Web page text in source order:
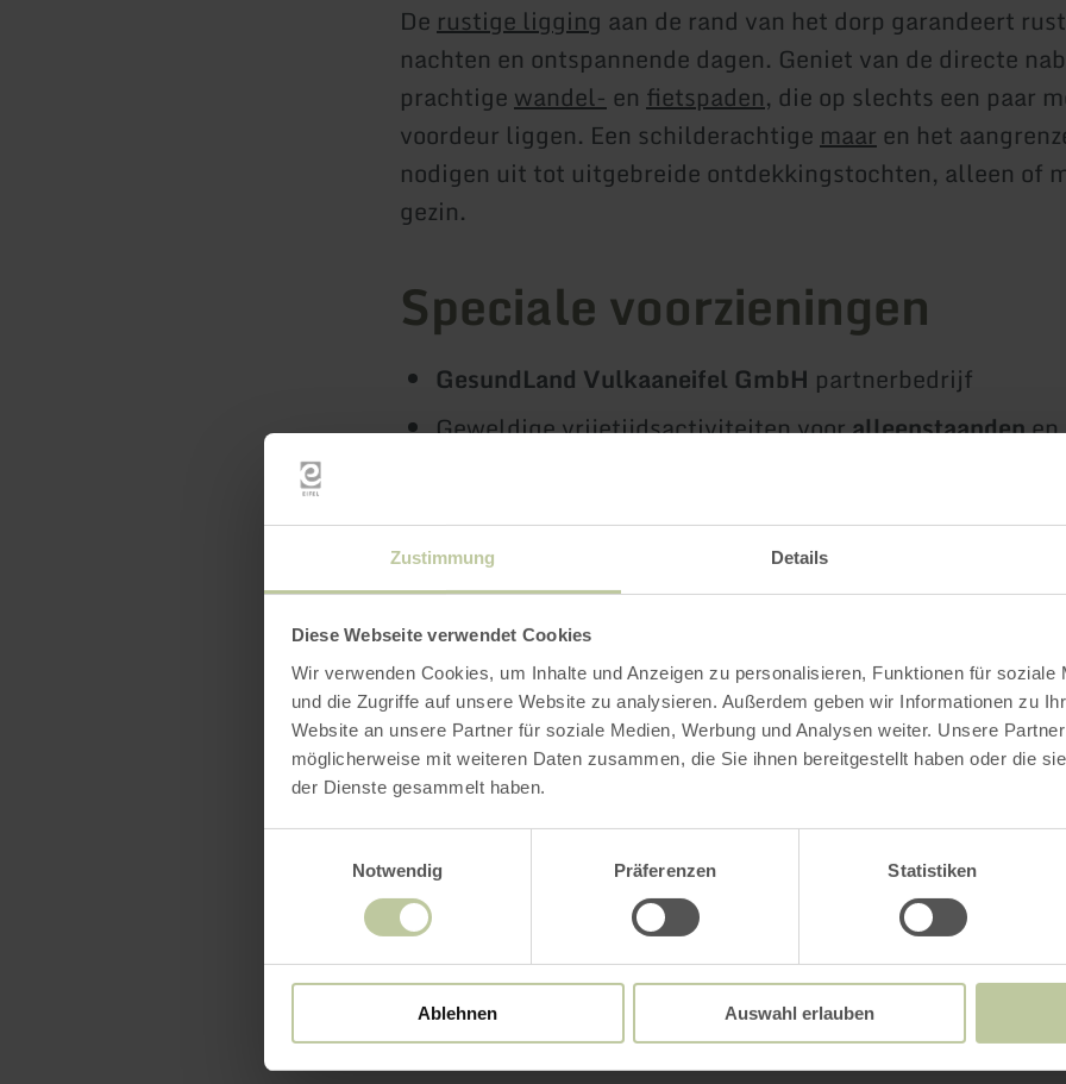
Zustimmung Details
Diese Webseite verwendet Cookies
Wir verwenden Cookies, um Inhalte und Anzeigen zu personalisieren, Funktionen für soziale
und die Zugriffe auf unsere Website zu analysieren. Außerdem geben wir Informationen zu
Website an unsere Partner für soziale Medien, Werbung und Analysen weiter. Unsere
möglicherweise mit weiteren Daten zusammen, die Sie ihnen bereitgestellt haben oder die
der Dienste gesammelt haben.
Notwendig
Präferenzen Statistiken
Ablehnen Auswahl erlauben
Derustige ligging aan de rand van het dorp garandeert
nachten en ontspannende dagen. Geniet van de directe
prachtigewandel-en fietspaden, die op slechts een paar
voordeur liggen. Een schilderachtigemaaren het
nodigen uit tot uitgebreide ontdekkingstochten, alleen of
gezin.
Speciale voorzieningen
GesundLand Vulkaaneifel GmbH partnerbedrijf
Geweldige vrijetijdsactiviteiten vooralleenstaandenen
Beleef de Eifel op zijn mooist en laat je betoveren door de
natuur. Uw ontspannen vakantie in devakantiewoning
op u!
Opmerking voor gasten: De tweepersoonskamer is
bewoning door twee personen. Als de aparte
moet worden gebruikt, is een kort bericht voldoende.
meer informatie
Meer informatie